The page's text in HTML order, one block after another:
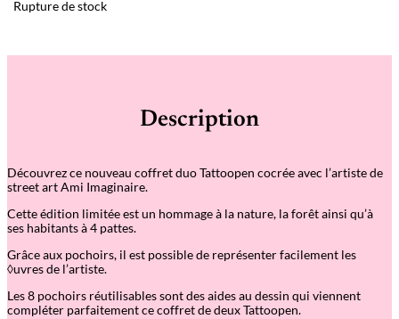
Rupture de stock
Description
Découvrez ce nouveau coffret duo Tattoopen cocrée avec l’artiste de
street art Ami Imaginaire.
Cette édition limitée est un hommage à la nature, la forêt ainsi qu’à
ses habitants à 4 pattes.
Grâce aux pochoirs, il est possible de représenter facilement les
◊uvres de l’artiste.
Les 8 pochoirs réutilisables sont des aides au dessin qui viennent
compléter parfaitement ce coffret de deux Tattoopen.